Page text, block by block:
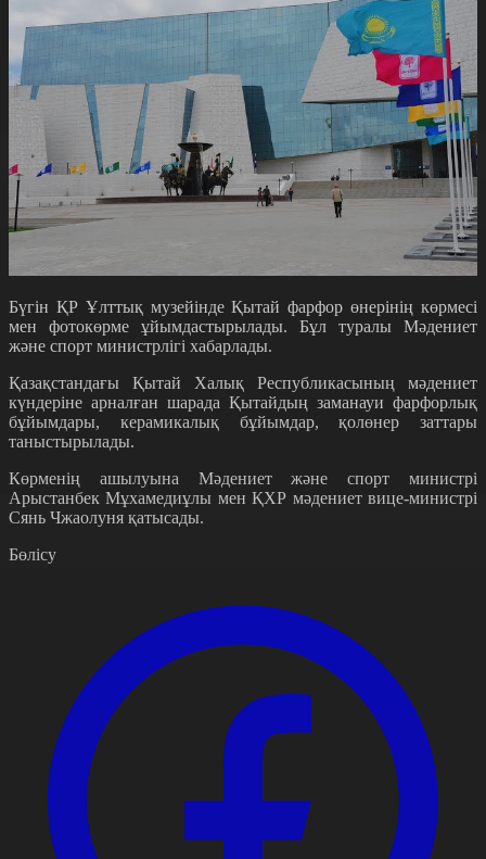
Бүгін ҚР Ұлттық музейінде Қытай фарфор өнерінің көрмесі
мен фотокөрме ұйымдастырылады. Бұл туралы Мәдениет
және спорт министрлігі хабарлады.
Қазақстандағы Қытай Халық Республикасының мәдениет
күндеріне арналған шарада Қытайдың заманауи фарфорлық
бұйымдары, керамикалық бұйымдар, қолөнер заттары
таныстырылады.
Көрменің ашылуына Мәдениет және спорт министрі
Арыстанбек Мұхамедиұлы мен ҚХР мәдениет вице-министрі
Сянь Чжаолуня қатысады.
Бөлісу